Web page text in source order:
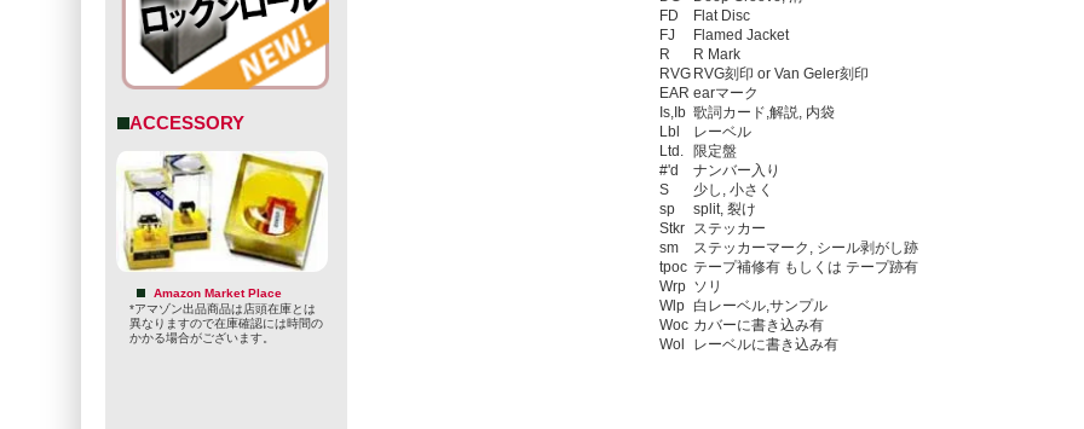
ACCESSORY
Amazon Market Place
*アマゾン出品商品は店頭在庫とは
異なりますので在庫確認には時間の
かかる場合がございます。
FD
Flat Disc
FJ
Flamed Jacket
R
R Mark
RVG RVG刻印 or Van Geler刻印
EAR earマーク
Is,Ib 歌詞カード,解説, 内袋
Lbl
レーベル
Ltd.
限定盤
#'d
ナンバー入り
S
少し, 小さく
sp
split, 裂け
Stkr ステッカー
sm
ステッカーマーク, シール剥がし跡
tpoc テープ補修有 もしくは テープ跡有
Wrp ソリ
Wlp 白レーベル,サンプル
Woc カバーに書き込み有
Wol
レーベルに書き込み有